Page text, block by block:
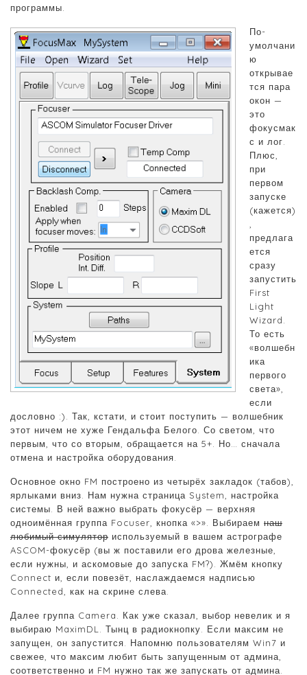
программы.
По-
умолчани
ю
открывае
тся пара
окон —
это
фокусмак
с и лог.
Плюс,
при
первом
запуске
(кажется)
предлага
ется
сразу
запустить
First
Light
Wizard.
То есть
«волшебн
ика
первого
света»,
если
дословно :). Так, кстати, и стоит поступить — волшебник
этот ничем не хуже Гендальфа Белого. Со светом, что
первым, что со вторым, обращается на 5+. Но… сначала
отмена и настройка оборудования.
Основное окно FM построено из четырёх закладок (табов),
ярлыками вниз. Нам нужна страница System, настройка
системы. В ней важно выбрать фокусёр — верхняя
одноимённая группа Focuser, кнопка «>». Выбираем наш
любимый симулятор используемый в вашем астрографе
ASCOM-фокусёр (вы ж поставили его дрова железные,
если нужны, и аскомовые до запуска FM?). Жмём кнопку
Connect и, если повезёт, наслаждаемся надписью
Connected, как на скрине слева.
Далее группа Camera. Как уже сказал, выбор невелик и я
выбираю MaximDL. Тынц в радиокнопку. Если максим не
запущен, он запустится. Напомню пользователям Win7 и
свежее, что максим любит быть запущенным от админа,
соответственно и FM нужно так же запускать от админа.